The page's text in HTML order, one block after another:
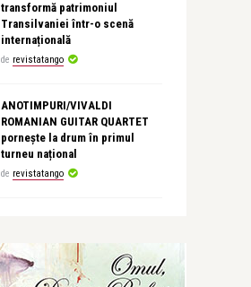
transformă patrimoniul
Transilvaniei într-o scenă
internațională
de revistatango
ANOTIMPURI/VIVALDI
ROMANIAN GUITAR QUARTET
pornește la drum în primul
turneu național
de revistatango